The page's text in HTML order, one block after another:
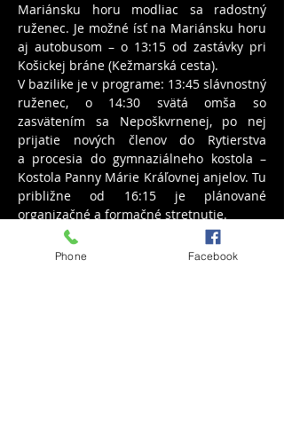
Mariánsku horu modliac sa radostný
ruženec. Je možné ísť na Mariánsku horu
aj autobusom – o 13:15 od zastávky pri
Košickej bráne (Kežmarská cesta).
V bazilike je v programe: 13:45 slávnostný
ruženec, o 14:30 svätá omša so
zasvätením sa Nepoškvrnenej, po nej
prijatie nových členov do Rytierstva
a procesia do gymnaziálneho kostola –
Kostola Panny Márie Kráľovnej anjelov. Tu
približne od 16:15 je plánované
organizačné a formačné stretnutie.
Phone Facebook